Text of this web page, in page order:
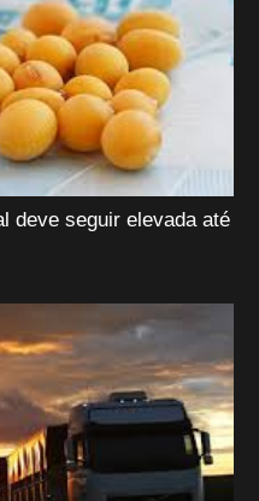
deve seguir elevada até